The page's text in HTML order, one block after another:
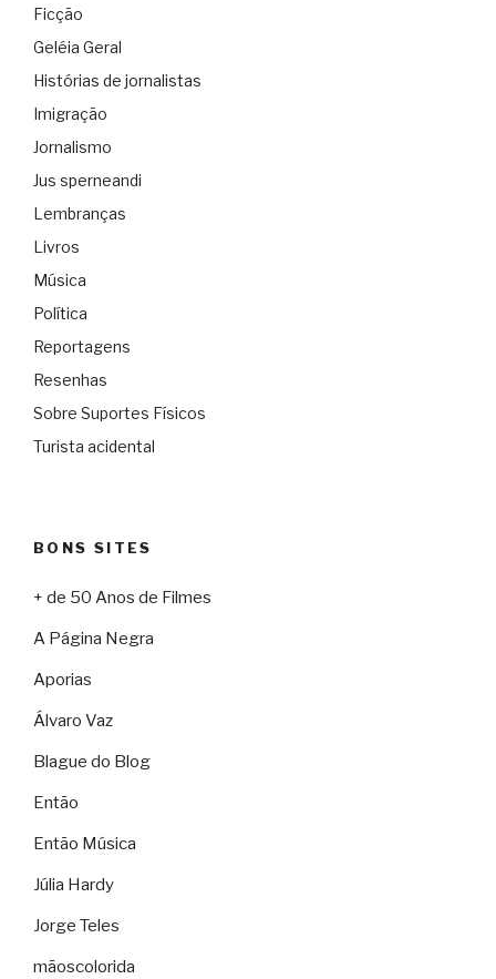
Ficção
Geléia Geral
Histórias de jornalistas
Imigração
Jornalismo
Jus sperneandi
Lembranças
Livros
Música
Política
Reportagens
Resenhas
Sobre Suportes Físicos
Turista acidental
BONS SITES
+ de 50 Anos de Filmes
A Página Negra
Aporias
Álvaro Vaz
Blague do Blog
Então
Então Música
Júlia Hardy
Jorge Teles
mãoscolorida